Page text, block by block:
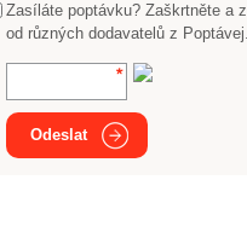
Zasíláte poptávku? Zaškrtněte a
od různých dodavatelů z
Odeslat